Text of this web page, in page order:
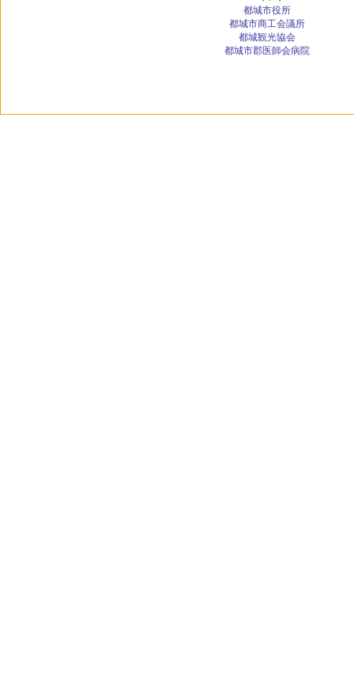
都城市役所
都城市商工会議所
都城観光協会
都城市郡医師会病院